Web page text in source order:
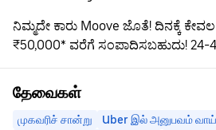
ನಿಮ್ಮದೇ ಕಾರು Moove ಜೊತೆ! ದಿನಕ್ಕೆ
₹50,000* ವರೆಗೆ ಸಂಪಾದಿಸಬಹುದು! 24-
தேவைகள்
முகவரிச் சான்று
Uber இல் அனுபவம்